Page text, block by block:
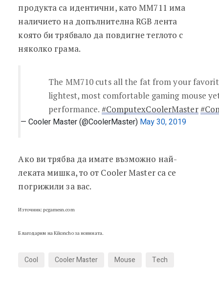
продукта са идентични, като MM711 има
наличието на допълнителна RGB лента
която би трябвало да повдигне теглото с
няколко грама.
The MM710 cuts all the fat from your
lightest, most comfortable gaming mouse
performance. #ComputexCoolerMaster
— Cooler Master (@CoolerMaster) May 30, 2019
Ако ви трябва да имате възможно най-
леката мишка, то от Cooler Master са се
погрижили за вас.
Източник: pcgamesn.com
Благодарим на Kikoncho за новината.
Cool Cooler Master Mouse Tech